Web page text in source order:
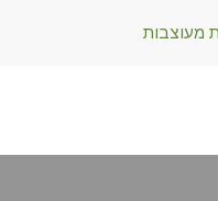
מעוצבות